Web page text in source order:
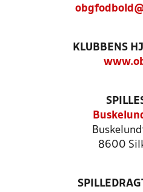
KLUBBENS
8600